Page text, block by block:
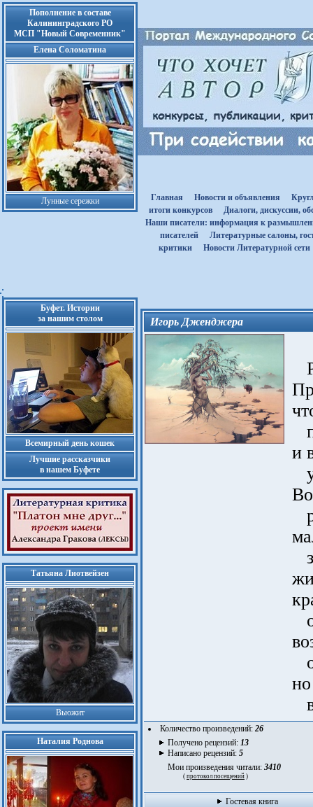
Пополнение в составе
Калининградского РО
МСП "Новый Современник"
Елена Соломатина
Лунные сережки Главная Новости и объявления
итоги конкурсов
Диалоги, дискуссии,
Наши писатели: информация к
писателей
Литературные салоны,
критики
Новости Литературной сети
Буфет. Истории
за нашим столом
Всемирный день кошек
Лучшие рассказчики
в нашем Буфете
Татьяна Лиотвейзен
Вьюжит
Наталия Роднова
Игорь Дженджера
и
Количество произведений: 26
Получено рецензий: 13
Написано рецензий: 5
Мои произведения читали: 3410
( протокол посещений )
Гостевая книга